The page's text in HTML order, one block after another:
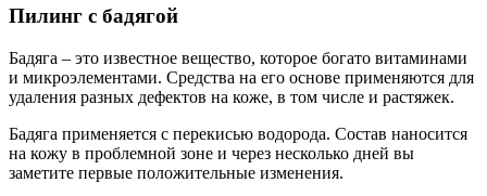
Пилинг с бадягой
Бадяга – это известное вещество, которое богато витаминами
и микроэлементами. Средства на его основе применяются для
удаления разных дефектов на коже, в том числе и растяжек.
Бадяга применяется с перекисью водорода. Состав наносится
на кожу в проблемной зоне и через несколько дней вы
заметите первые положительные изменения.